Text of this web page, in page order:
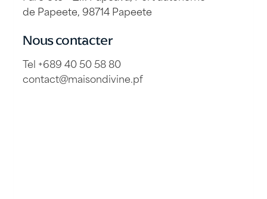
de Papeete, 98714 Papeete
Nous contacter
Tel +689 40 50 58 80
contact@maisondivine.pf